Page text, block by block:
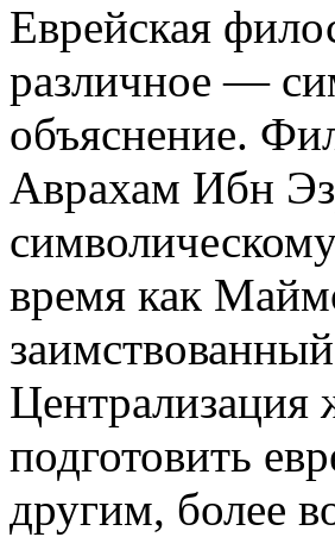
Еврейская
различное —
объяснение.
Аврахам Ибн
время как
подготовить
другим, более